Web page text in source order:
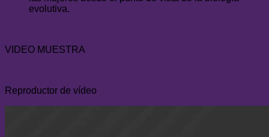
evolutiva.
VIDEO MUESTRA
Reproductor de vídeo